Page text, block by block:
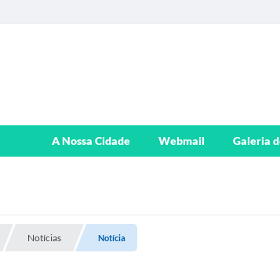
A Nossa Cidade Webmail Galeria
Notícias Notícia